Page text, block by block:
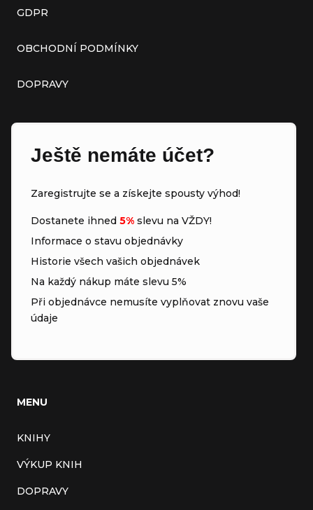
GDPR
OBCHODNÍ PODMÍNKY
DOPRAVY
Ještě nemáte účet?
Zaregistrujte se a získejte spousty výhod!
Dostanete ihned 5% slevu na VŽDY!
Informace o stavu objednávky
Historie všech vašich objednávek
Na každý nákup máte slevu 5%
Při objednávce nemusíte vyplňovat znovu vaše
údaje
MENU
KNIHY
VÝKUP KNIH
DOPRAVY